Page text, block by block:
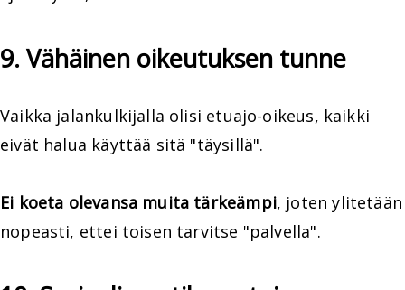
9. Vähäinen oikeutuksen tunne
Vaikka jalankulkijalla olisi etuajo-oikeus, kaikki
eivät halua käyttää sitä "täysillä".
Ei koeta olevansa muita tärkeämpi, joten ylitetään
nopeasti, ettei toisen tarvitse "palvella".